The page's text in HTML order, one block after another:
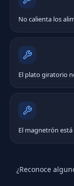
No calienta los
El plato giratorio
El magnetrón
¿Reconoce